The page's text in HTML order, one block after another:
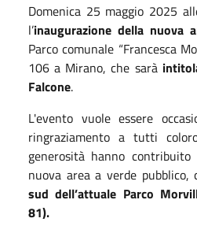
Domenica 25 maggio 2025
l’inaugurazione della nuova
Parco comunale “Francesca
106 a Mirano, che sarà
Falcone.
L'evento vuole essere
ringraziamento a tutti
generosità hanno
nuova area a verde pubblico,
sud dell’attuale Parco
81).